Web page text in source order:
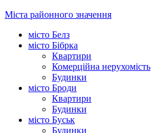
Міста районного значення
місто Белз
місто Бібрка
Квартири
Комерційна нерухомість
Будинки
місто Броди
Квартири
Будинки
місто Буськ
Будинки